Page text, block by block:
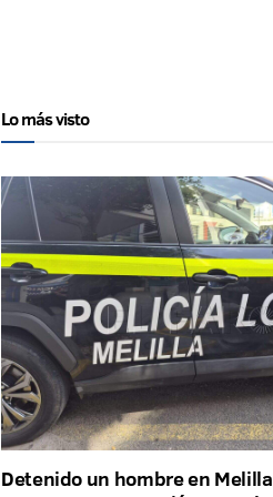
Lo más visto
Detenido un hombre en Melilla